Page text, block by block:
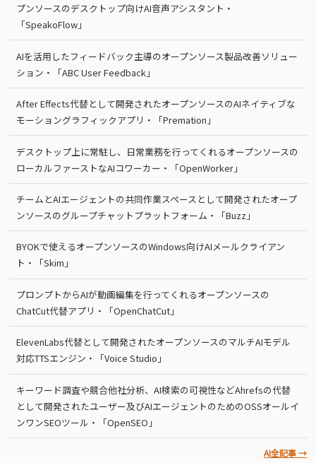
プンソースのデスクトップ向けAI音声アシスタント・
「SpeakoFlow」
AIを活用したフィードバック主導のオープンソース製品改善ソリュー
ション・「ABC User Feedback」
After Effects代替として開発されたオープンソースのAIネイティブな
モーショングラフィックアプリ・「Premation」
デスクトップ上に常駐し、日常業務を行ってくれるオープンソースの
ローカルファーストなAIコワーカー・「OpenWorker」
チームとAIエージェントの共同作業スペースとして開発されたオープ
ンソースのグループチャットプラットフォーム・「Buzz」
BYOKで使えるオープンソースのWindows向けAIメールクライアン
ト・「Skim」
プロンプトからAIが動画編集を行ってくれるオープンソースの
ChatCut代替アプリ・「OpenChatCut」
ElevenLabs代替として開発されたオープンソースのマルチAIモデル
対応TTSエンジン・「Voice Studio」
キーワード調査や競合他社分析、AI検索の可視性などAhrefsの代替
として開発されたユーザー及びAIエージェントのためのOSSオールイ
ンワンSEOツール・「OpenSEO」
AI全記事 →